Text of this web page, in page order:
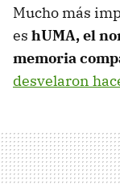
Mucho más
es hUMA, el
memoria
desvelaron